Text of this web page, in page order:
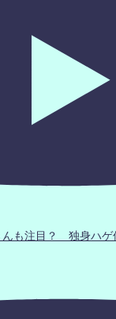
んも注目？ 独身ハゲ